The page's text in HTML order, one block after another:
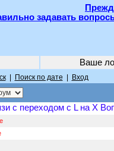
задавать
Ваше
| Поиск по дате Вход
с переходом с L на Х